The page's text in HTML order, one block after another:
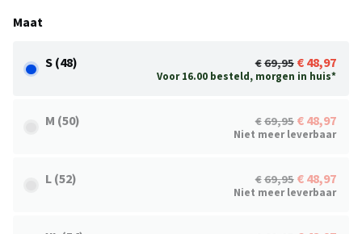
Maat
S (48) 69,95 48,97
Voor 16.00 besteld, morgen in huis*
M (50) 69,95 48,97
Niet meer leverbaar
L (52) 69,95 48,97
Niet meer leverbaar